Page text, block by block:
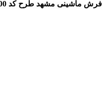
فرش ماشینی مشهد طرح کد 722100 سورمه ای